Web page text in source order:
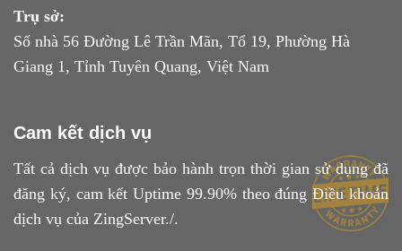
Trụ sở:
Số nhà 56 Đường Lê Trần Mãn, Tổ 19, Phường Hà
Giang 1, Tỉnh Tuyên Quang, Việt Nam
Cam kết dịch vụ
Tất cả dịch vụ được bảo hành trọn thời gian sử dụng đã
đăng ký, cam kết Uptime 99.90% theo đúngĐiều khoản
dịch vụ của ZingServer./.